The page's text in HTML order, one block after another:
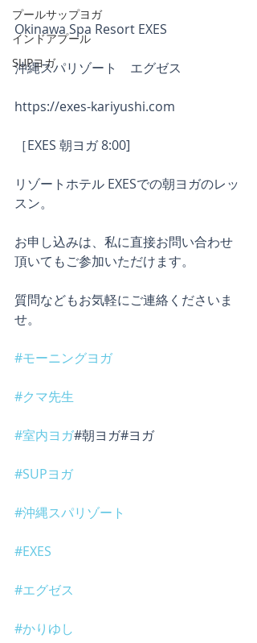
プールサップヨガ
インドアプール
SUPヨガ
Okinawa Spa Resort EXES
沖縄スパリゾート　エグゼス
https://exes-kariyushi.com
［EXES 朝ヨガ 8:00]
リゾートホテル EXESでの朝ヨガのレッ
スン。
お申し込みは、私に直接お問い合わせ
頂いてもご参加いただけます。
質問などもお気軽にご連絡くださいま
せ。
#モーニングヨガ
#クマ先生
#室内ヨガ#朝ヨガ#ヨガ
#SUPヨガ
#沖縄スパリゾート
#EXES
#エグゼス
#かりゆし